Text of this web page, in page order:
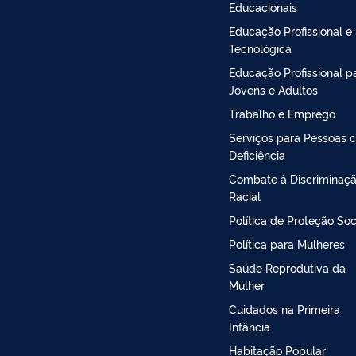
Educacionais
Educação Profissional e
Tecnológica
Educação Profissional
Jovens e Adultos
Trabalho e Emprego
Serviços para Pessoas
Deficiência
Combate à
Racial
Política de Proteção
Política para Mulheres
Saúde Reprodutiva da
Mulher
Cuidados na Primeira
Infância
Habitação Popular